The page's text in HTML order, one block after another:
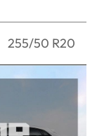
255/50 R20